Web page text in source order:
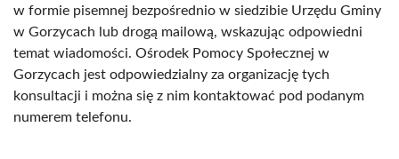
w formie pisemnej bezpośrednio w siedzibie Urzędu Gminy
w Gorzycach lub drogą mailową, wskazując odpowiedni
temat wiadomości. Ośrodek Pomocy Społecznej w
Gorzycach jest odpowiedzialny za organizację tych
konsultacji i można się z nim kontaktować pod podanym
numerem telefonu.